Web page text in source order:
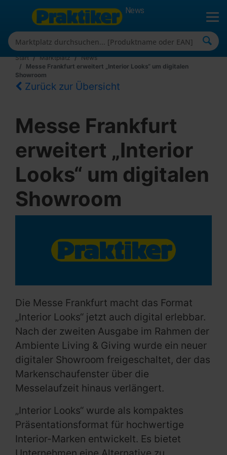
News
Start Marktplatz
News
Messe Frankfurt erweitert „Interior Looks“ um digitalen
Showroom
Zurück zur Übersicht
Messe Frankfurt
erweitert „Interior
Looks“ um digitalen
Showroom
Die Messe Frankfurt macht das Format
„Interior Looks“ jetzt auch digital erlebbar.
Nach der zweiten Ausgabe im Rahmen der
Ambiente Living & Giving wurde ein neuer
digitaler Showroom freigeschaltet, der das
Markenschaufenster über die
Messelaufzeit hinaus verlängert.
„Interior Looks“ wurde als kompaktes
Präsentationsformat für hochwertige
Interior-Marken entwickelt. Es bietet